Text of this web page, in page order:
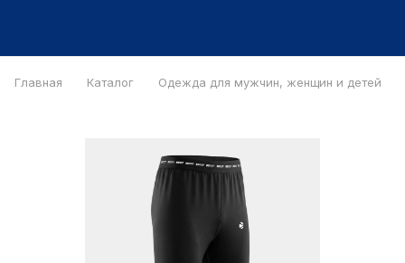
Главная Каталог Одежда для мужчин, женщин и детей